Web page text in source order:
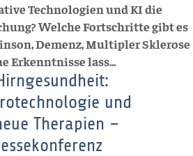
Technologien und KI die
Welche Fortschritte gibt es
Demenz, Multipler Sklerose
Erkenntnisse lass...
und
Therapien –